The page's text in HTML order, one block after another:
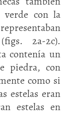
verde con la
2a-2c).
contenía un
piedra, con
como si
estelas eran
estelas en